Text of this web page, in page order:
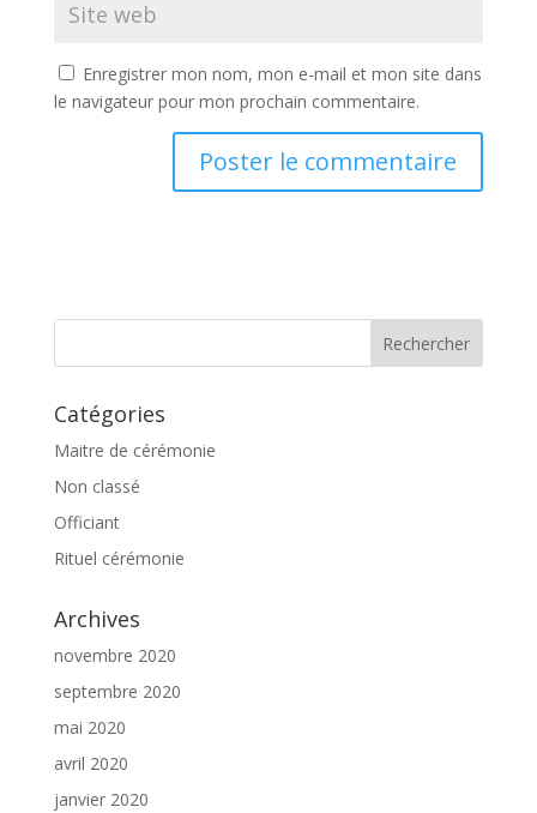
Enregistrer mon nom, mon e-mail et mon site dans
le navigateur pour mon prochain commentaire.
Catégories
Maitre de cérémonie
Non classé
Officiant
Rituel cérémonie
Archives
novembre 2020
septembre 2020
mai 2020
avril 2020
janvier 2020